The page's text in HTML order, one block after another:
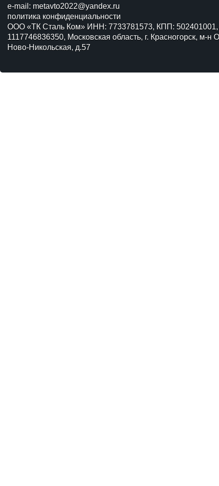
e-mail: metavto2022@yandex.ru
политика конфиденциальности
ООО «ТК Сталь Ком» ИНН: 7733781573, КПП:
1117746836350, Московская область, г. Красногорск, м-н
Ново-Никольская, д.57